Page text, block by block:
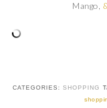
Mango,
CATEGORIES: SHOPPING